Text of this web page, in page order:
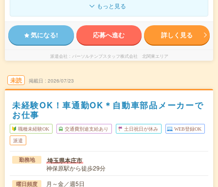
もっと見る
気になる! 応募へ進む 詳しく見る
派遣会社 パーソルテンプスタッフ株式会社 北関東エリア
未読 掲載日 2026/07/23
未経験OK！車通勤OK＊自動車部品メーカーで
お仕事
職種未経験OK 交通費別途支給あり 土日祝日が休み WEB登録OK
派遣
勤務地 埼玉県本庄市
神保原駅から徒歩29分
曜日頻度 月～金／週5日